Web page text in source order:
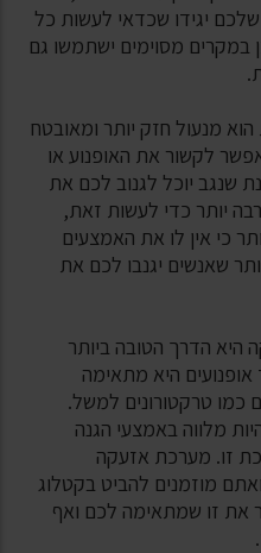
יגידו שכדאי לעשות כל
במקרים מסוימים ישתמשו גם
מנעול חזק יותר ומאובטח
לקשור את האופנוע או
שנגב יוכל לגנוב לכם את
יותר כדי לעשות זאת,
כי אין לו את האמצעים
שאנשים יגנבו לכם את
היא הדרך הטובה ביותר
היא מתאימה
כמו טרקטורונים למשל.
מלווה באמצעי הגנה
זו. מערכת אזעקה
מוזמנים להביט בקטלוג
את זו שמתאימה לכם ואף